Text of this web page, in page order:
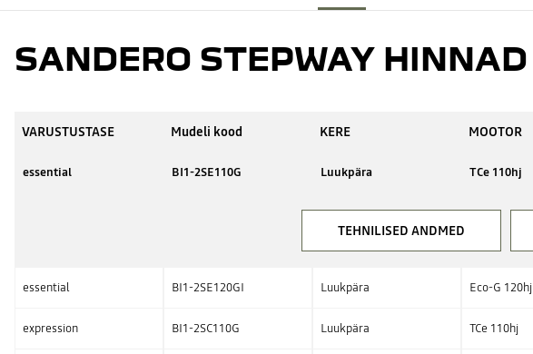
SANDERO STEPWAY HINNAD
VARUSTUSTASE Mudeli kood KERE MOOTOR
essential BI1-2SE110G Luukpära TCe 110hj
TEHNILISED ANDMED
essential BI1-2SE120GI Luukpära Eco-G 120hj
expression BI1-2SC110G Luukpära TCe 110hj